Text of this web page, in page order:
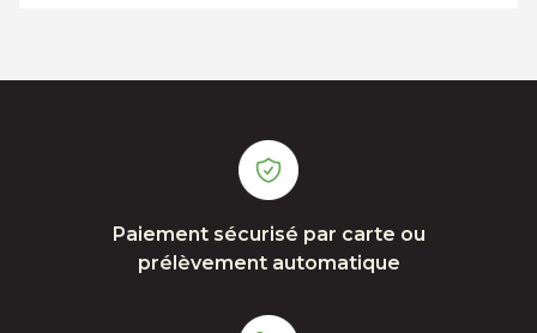
Paiement sécurisé par carte ou
prélèvement automatique